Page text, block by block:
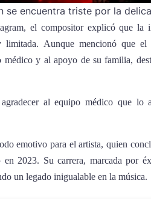
como el mejor vestido en
colombiana
Martin unen fuerzas en una
récord en Coachella 2026: el
hija de Chayanne, logra su
se encuentra triste por la
el compositor explicó que la
Aunque mencionó que el
médico y al apoyo de su familia,
al equipo médico que lo
emotivo para el artista, quien
en 2023. Su carrera, marcada por
un legado inigualable en la música.